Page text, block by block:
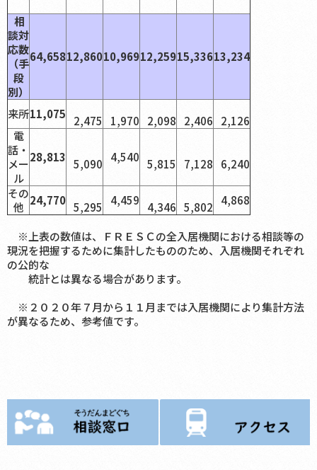
相
談対
応数
（手
段
別）
64,65812,86010,96912,25915,33613,234
来所11,075 2,475 1,970 2,098 2,406
2,126
電
話・
メー
ル
28,813 5,090 4,540 5,815 7,128
6,240
その
他 24,770 5,295 4,459 4,346 5,802 4,868
※上表の数値は、ＦＲＥＳＣの全入居機関における相談等の
現況を把握するために集計したもののため、入居機関それぞれ
の公的な
統計とは異なる場合があります。
※２０２０年７月から１１月までは入居機関により集計方法
が異なるため、参考値です。